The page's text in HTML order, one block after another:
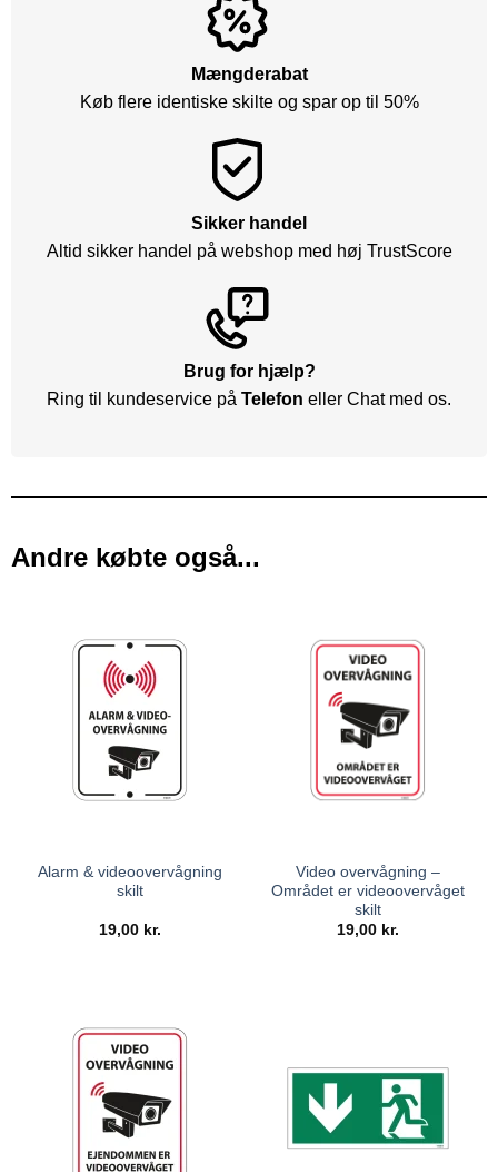
Mængderabat
Køb flere identiske skilte og spar op til 50%
Sikker handel
Altid sikker handel på webshop med høj TrustScore
Brug for hjælp?
Ring til kundeservice på Telefon eller Chat med os.
Andre købte også...
Alarm & videoovervågning
skilt
19,00 kr.
Video overvågning –
Området er videoovervåget
skilt
19,00 kr.